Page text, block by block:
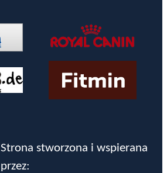
Strona stworzona i wspierana
przez: